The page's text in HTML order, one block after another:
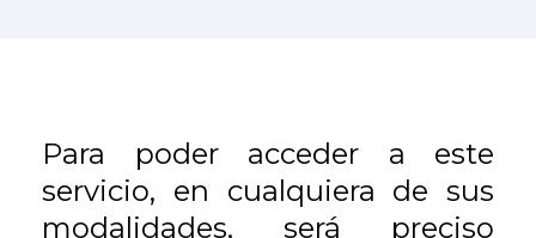
Para poder acceder a este
servicio, en cualquiera de sus
modalidades, será preciso